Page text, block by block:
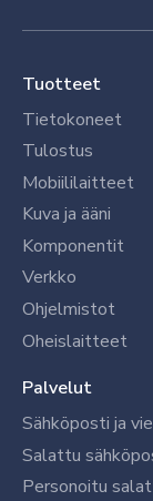
Tuotteet
Tietokoneet
Tulostus
Mobiililaitteet
Kuva ja ääni
Komponentit
Verkko
Ohjelmistot
Oheislaitteet
Palvelut
Sähköposti ja
Salattu
Personoitu